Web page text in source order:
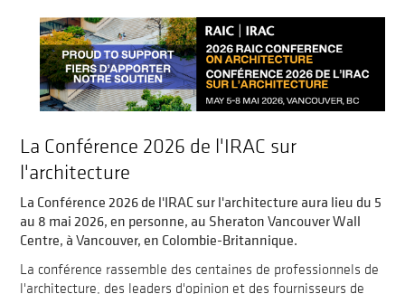
La Conférence 2026 de l'IRAC sur
l'architecture
La Conférence 2026 de l'IRAC sur l'architecture aura lieu du 5
au 8 mai 2026, en personne, au Sheraton Vancouver Wall
Centre, à Vancouver, en Colombie-Britannique.
La conférence rassemble des centaines de professionnels de
l'architecture, des leaders d'opinion et des fournisseurs de